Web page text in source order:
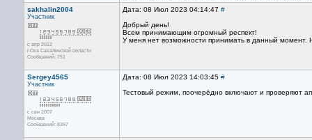
sakhalin2004
Участник
с апр 2012
г.Оха Сахалинской области
Сообщений: 751
Дата: 08 Июл 2023 04:14:47 #
Добрый день!
Всем принимающим огромный респект!
У меня нет возможности принимать в данный момент.
Sergey4565
Участник
с сен 2007
Москва
Сообщений: 8397
Дата: 08 Июл 2023 14:03:45 #
Тестовый режим, поочерёдно включают и проверяют